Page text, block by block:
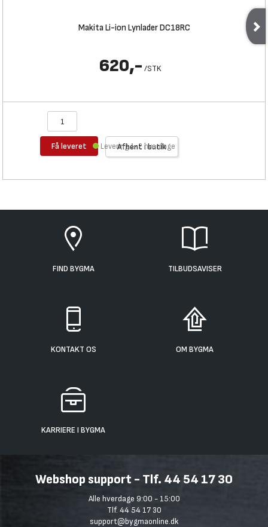
Makita Li-ion Lynlader DC18RC
620,- /STK
Få leveret Afhent i butik
Levering 1-2 hverdage
FIND BYGMA TILBUDSAVISER
KONTAKT OS OM BYGMA
KARRIERE I BYGMA
Webshop support - Tlf. 44 54 17 30
Alle hverdage 9:00 - 15:00
Tlf. 44 54 17 30
support@bygmaonline.dk